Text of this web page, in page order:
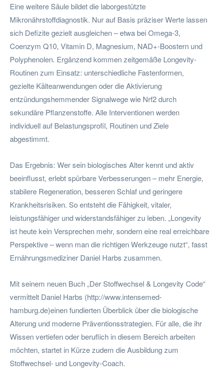
Eine weitere Säule bildet die laborgestützte
Mikronährstoffdiagnostik. Nur auf Basis präziser Werte lassen
sich Defizite gezielt ausgleichen – etwa bei Omega-3,
Coenzym Q10, Vitamin D, Magnesium, NAD+-Boostern und
Polyphenolen. Ergänzend kommen zeitgemäße Longevity-
Routinen zum Einsatz: unterschiedliche Fastenformen,
gezielte Kälteanwendungen oder die Aktivierung
entzündungshemmender Signalwege wie Nrf2 durch
sekundäre Pflanzenstoffe. Alle Interventionen werden
individuell auf Belastungsprofil, Routinen und Ziele
abgestimmt.
Das Ergebnis: Wer sein biologisches Alter kennt und aktiv
beeinflusst, erlebt spürbare Verbesserungen – mehr Energie,
stabilere Regeneration, besseren Schlaf und geringere
Krankheitsrisiken. So entsteht die Fähigkeit, vitaler,
leistungsfähiger und widerstandsfähiger zu leben. „Longevity
ist heute kein Versprechen mehr, sondern eine real erreichbare
Perspektive – wenn man die richtigen Werkzeuge nutzt“, fasst
Ernährungsmediziner Daniel Harbs zusammen.
Mit seinem neuen Buch „Der Stoffwechsel & Longevity Code“
vermittelt Daniel Harbs (http://www.intensemed-
hamburg.de)einen fundierten Überblick über die biologische
Alterung und moderne Präventionsstrategien. Für alle, die ihr
Wissen vertiefen oder beruflich in diesem Bereich arbeiten
möchten, startet in Kürze zudem die Ausbildung zum
Stoffwechsel- und Longevity-Coach.